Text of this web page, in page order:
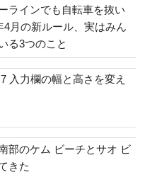
ラインでも自転車を抜い
4月の新ルール、実はみん
る3つのこと
入力欄の幅と高さを変え
部のケム ビーチとサオ ビ
きた